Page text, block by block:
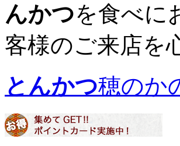
んかつを食べに
客様のご来店を
とんかつ穂のか